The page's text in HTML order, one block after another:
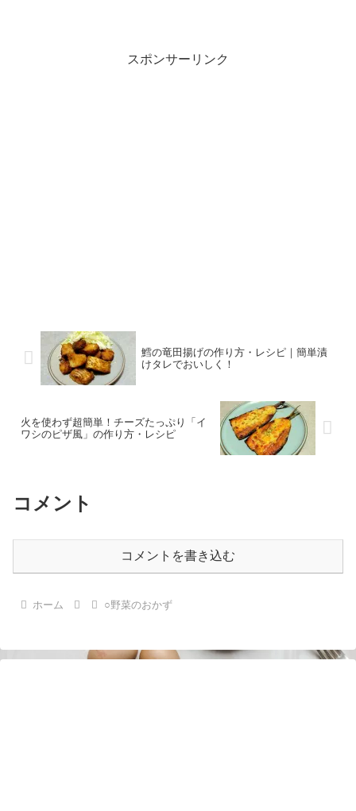
スポンサーリンク
鱈の竜田揚げの作り方・レシピ｜簡単漬
けタレでおいしく！
火を使わず超簡単！チーズたっぷり「イ
ワシのピザ風」の作り方・レシピ
コメント
コメントを書き込む
ホーム ○野菜のおかず